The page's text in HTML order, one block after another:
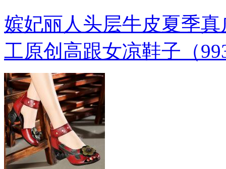
嫔妃丽人头层牛皮夏季
工原创高跟女凉鞋子（